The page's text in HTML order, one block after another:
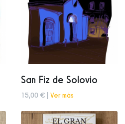
San Fiz de Solovio
15,00 € | Ver más